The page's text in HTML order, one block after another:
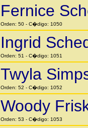
Fernice
Orden: 50 - C�digo: 1050
Ingrid
Orden: 51 - C�digo: 1051
Twyla
Orden: 52 - C�digo: 1052
Woody
Orden: 53 - C�digo: 1053